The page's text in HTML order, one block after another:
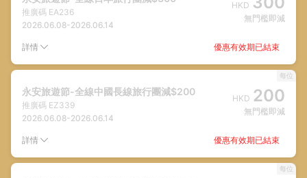
推廣碼 EA236
2026.06.08-2026.06.14
HKD
無門檻即減
詳情 優惠有效期已結束
永安旅遊節-全線中國長線旅行團減$200
推廣碼 EZ339
2026.06.08-2026.06.14
HKD 200
無門檻即減
每位
詳情 優惠有效期已結束
每位